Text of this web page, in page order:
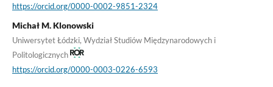
https://orcid.org/0000-0002-9851-2324
Michał M. Klonowski
Uniwersytet Łódzki, Wydział Studiów Międzynarodowych i
Politologicznych
https://orcid.org/0000-0003-0226-6593